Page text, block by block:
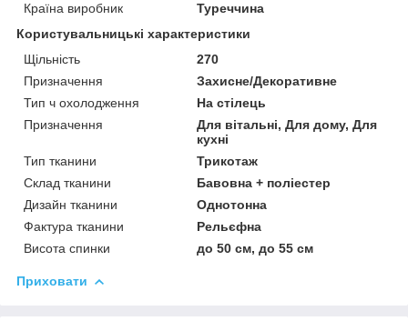
Країна виробник
Туреччина
Користувальницькі характеристики
Щільність
270
Призначення
Захисне/Декоративне
Тип ч охолодження
На стілець
Призначення
Для вітальні, Для дому, Для
кухні
Тип тканини
Трикотаж
Склад тканини
Бавовна + поліестер
Дизайн тканини
Однотонна
Фактура тканини
Рельєфна
Висота спинки
до 50 см, до 55 см
Приховати